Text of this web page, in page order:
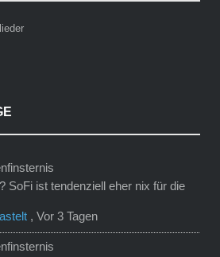
SoFi ist tendenziell eher nix für die
,Vor 3 Tagen